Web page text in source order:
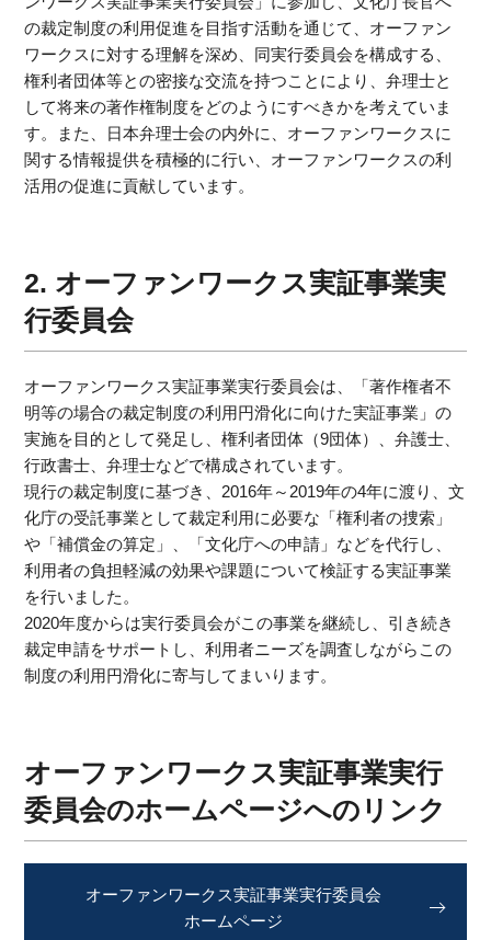
の裁定制度の利用促進を目指す活動を通じて、オーファン
ワークスに対する理解を深め、同実行委員会を構成する、
権利者団体等との密接な交流を持つことにより、弁理士と
して将来の著作権制度をどのようにすべきかを考えていま
す。また、日本弁理士会の内外に、オーファンワークスに
関する情報提供を積極的に行い、オーファンワークスの利
活用の促進に貢献しています。
2. オーファンワークス実証事業実
行委員会
オーファンワークス実証事業実行委員会は、「著作権者不
明等の場合の裁定制度の利用円滑化に向けた実証事業」の
実施を目的として発足し、権利者団体（9団体）、弁護士、
行政書士、弁理士などで構成されています。
現行の裁定制度に基づき、2016年～2019年の4年に渡り、文
化庁の受託事業として裁定利用に必要な「権利者の捜索」
や「補償金の算定」、「文化庁への申請」などを代行し、
利用者の負担軽減の効果や課題について検証する実証事業
を行いました。
2020年度からは実行委員会がこの事業を継続し、引き続き
裁定申請をサポートし、利用者ニーズを調査しながらこの
制度の利用円滑化に寄与してまいります。
オーファンワークス実証事業実行
委員会のホームページへのリンク
オーファンワークス実証事業実行委員会
ホームページ